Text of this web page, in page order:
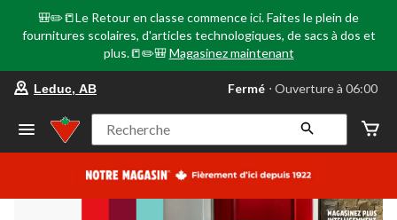
🎒✏️📒Le Retour en classe commence ici. Faites le plein de
fournitures scolaires, d'articles technologiques, de sacs à dos et
plus.📒✏️🎒 Magasinez maintenant
votre
préféré
Leduc,
AB,
courament
Ouverture
Leduc, AB Fermé ⋅ Ouverture à 06:00
Recherche